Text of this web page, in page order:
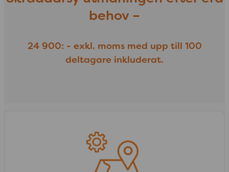
behov –
24 900: - exkl. moms med upp till 100
deltagare inkluderat.